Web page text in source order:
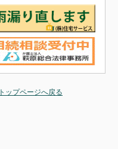
トップページへ戻る